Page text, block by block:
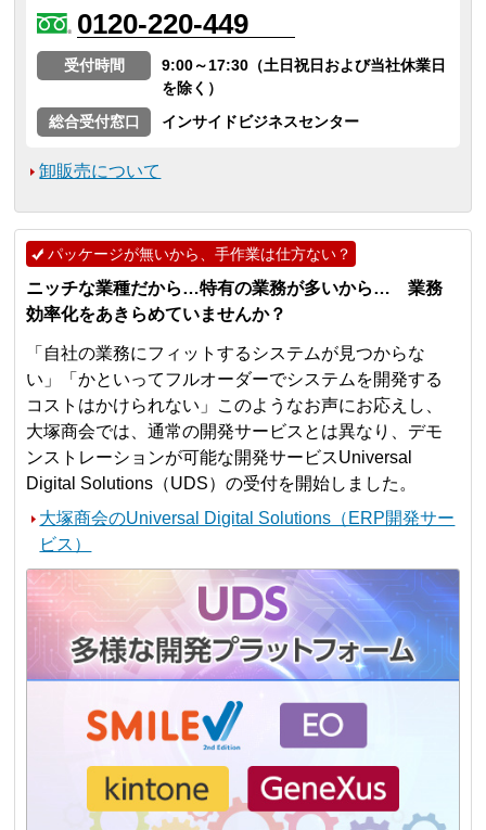
0120-220-449
受付時間
9:00～17:30（土日祝日および当社休業日
を除く）
総合受付窓口
インサイドビジネスセンター
卸販売について
パッケージが無いから、手作業は仕方ない？
ニッチな業種だから…特有の業務が多いから… 業務
効率化をあきらめていませんか？
「自社の業務にフィットするシステムが見つからな
い」「かといってフルオーダーでシステムを開発する
コストはかけられない」このようなお声にお応えし、
大塚商会では、通常の開発サービスとは異なり、デモ
ンストレーションが可能な開発サービスUniversal
Digital Solutions（UDS）の受付を開始しました。
大塚商会のUniversal Digital Solutions（ERP開発サー
ビス）